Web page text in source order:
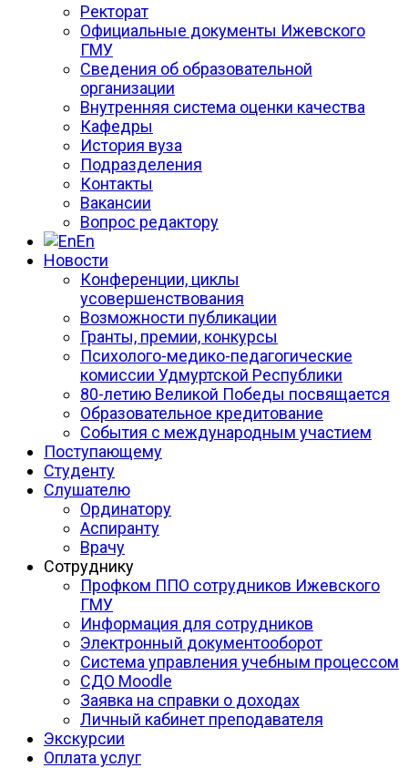
Ректорат
Официальные документы Ижевского
ГМУ
Сведения об образовательной
организации
Внутренняя система оценки качества
Кафедры
История вуза
Подразделения
Контакты
Вакансии
Вопрос редактору
En
Новости
Конференции, циклы
усовершенствования
Возможности публикации
Гранты, премии, конкурсы
Психолого-медико-педагогические
комиссии Удмуртской Республики
80-летию Великой Победы посвящается
Образовательное кредитование
События с международным участием
Поступающему
Студенту
Слушателю
Ординатору
Аспиранту
Врачу
Сотруднику
Профком ППО сотрудников Ижевского
ГМУ
Информация для сотрудников
Электронный документооборот
Система управления учебным процессом
СДО Moodle
Заявка на справки о доходах
Личный кабинет преподавателя
Экскурсии
Оплата услуг